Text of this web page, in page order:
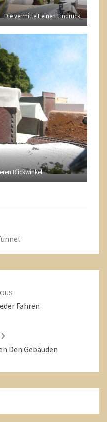
Die vermittelt einen Eindruck.
Blickwinkel
Fahren
Den Gebäuden